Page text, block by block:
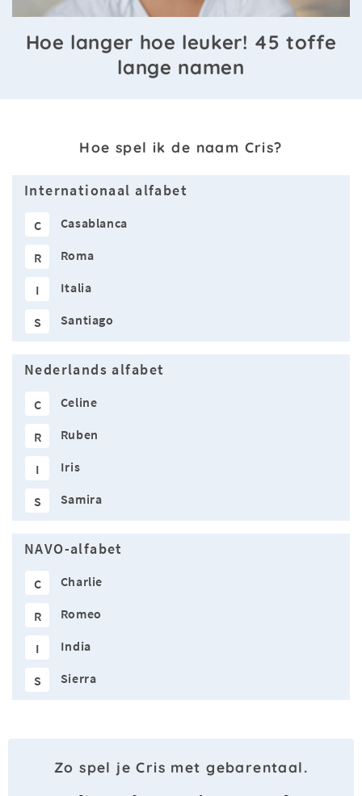
Hoe langer hoe leuker! 45 toffe
lange namen
Hoe spel ik de naam Cris?
Internationaal alfabet
C Casablanca
R Roma
I Italia
S Santiago
Nederlands alfabet
C Celine
R Ruben
I Iris
S Samira
NAVO-alfabet
C Charlie
R Romeo
I India
S Sierra
Zo spel je Cris met gebarentaal.